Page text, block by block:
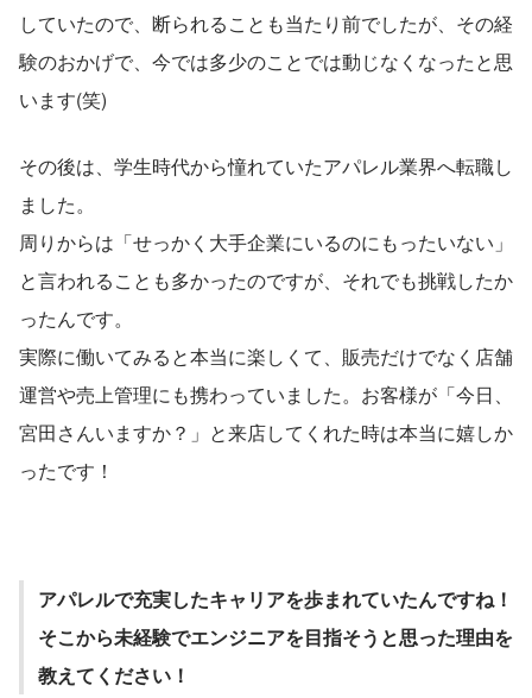
していたので、断られることも当たり前でしたが、その経
験のおかげで、今では多少のことでは動じなくなったと思
います(笑)
その後は、学生時代から憧れていたアパレル業界へ転職し
ました。
周りからは「せっかく大手企業にいるのにもったいない」
と言われることも多かったのですが、それでも挑戦したか
ったんです。
実際に働いてみると本当に楽しくて、販売だけでなく店舗
運営や売上管理にも携わっていました。お客様が「今日、
宮田さんいますか？」と来店してくれた時は本当に嬉しか
ったです！
アパレルで充実したキャリアを歩まれていたんですね！
そこから未経験でエンジニアを目指そうと思った理由を
教えてください！